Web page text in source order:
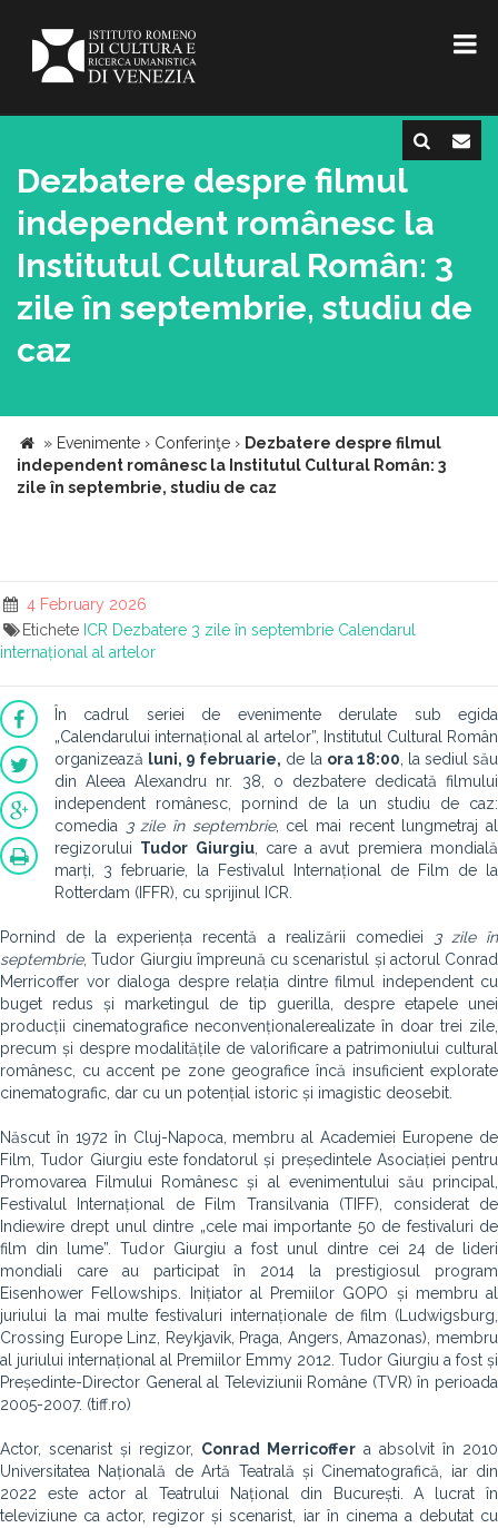
Dezbatere despre filmul
independent românesc la
Institutul Cultural Român: 3
zile în septembrie, studiu de
caz
» Evenimente › Conferinţe › Dezbatere despre filmul
independent românesc la Institutul Cultural Român: 3
zile în septembrie, studiu de caz
4 February 2026
Etichete ICR Dezbatere 3 zile în septembrie Calendarul
internațional al artelor
În cadrul seriei de evenimente derulate sub egida
„Calendarului internațional al artelor”, Institutul Cultural Român
organizează luni, 9 februarie, de la ora 18:00 , la sediul său
din Aleea Alexandru nr. 38, o dezbatere dedicată filmului
independent românesc, pornind de la un studiu de caz:
comedia
3 zile în septembrie, cel mai recent lungmetraj al
regizorului Tudor Giurgiu, care a avut premiera mondială
marți, 3 februarie, la Festivalul Internațional de Film de la
Rotterdam (IFFR), cu sprijinul ICR.
Pornind de la experiența recentă a realizării comediei
3 zile în
septembrie, Tudor Giurgiu împreună cu scenaristul și actorul Conrad
Merricoffer vor dialoga despre relația dintre filmul independent cu
buget redus și marketingul de tip guerilla, despre etapele unei
producții cinematografice neconvenționalerealizate în doar trei zile,
precum și despre modalitățile de valorificare a patrimoniului cultural
românesc, cu accent pe zone geografice încă insuficient explorate
cinematografic, dar cu un potențial istoric și imagistic deosebit.
Născut în 1972 în Cluj-Napoca, membru al Academiei Europene de
Film, Tudor Giurgiu este fondatorul și președintele Asociației pentru
Promovarea Filmului Românesc și al evenimentului său principal,
Festivalul Internațional de Film Transilvania (TIFF), considerat de
Indiewire drept unul dintre „cele mai importante 50 de festivaluri de
film din lume”. Tudor Giurgiu a fost unul dintre cei 24 de lideri
mondiali care au participat în 2014 la prestigiosul program
Eisenhower Fellowships. Inițiator al Premiilor GOPO și membru al
juriului la mai multe festivaluri internaționale de film (Ludwigsburg,
Crossing Europe Linz, Reykjavik, Praga, Angers, Amazonas), membru
al juriului internațional al Premiilor Emmy 2012. Tudor Giurgiu a fost și
Președinte-Director General al Televiziunii Române (TVR) în perioada
2005-2007. (tiff.ro)
Actor, scenarist și regizor, Conrad Merricoffer a absolvit în 2010
Universitatea Națională de Artă Teatrală și Cinematografică, iar din
2022 este actor al Teatrului Național din București. A lucrat în
televiziune ca actor, regizor și scenarist, iar în cinema a debutat cu